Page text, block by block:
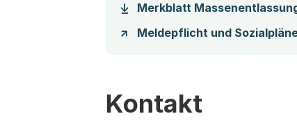
Merkblatt
Meldepflicht und
Kontakt